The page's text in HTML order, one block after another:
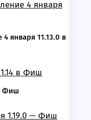
января 11.13.0 в
Фиш